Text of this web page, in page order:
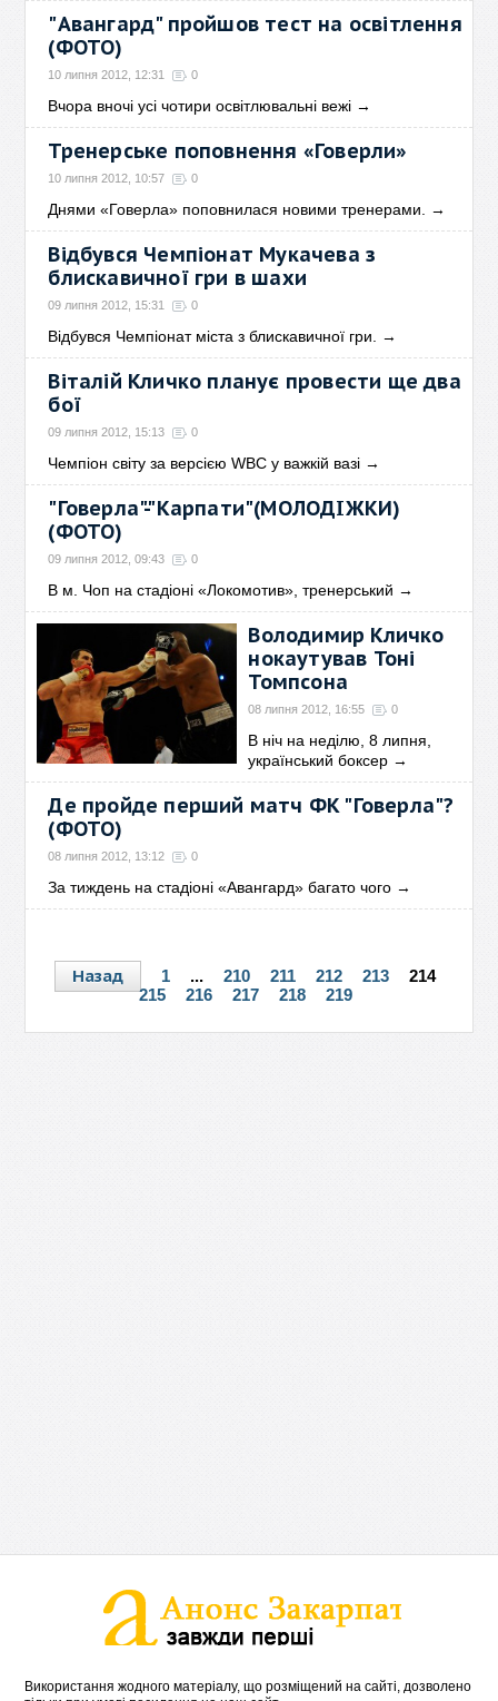
"Авангард" пройшов тест на освітлення
(ФОТО)
10 липня 2012, 12:31 0
Вчора вночі усі чотири освітлювальні вежі →
Тренерське поповнення «Говерли»
10 липня 2012, 10:57 0
Днями «Говерла» поповнилася новими тренерами. →
Відбувся Чемпіонат Мукачева з
блискавичної гри в шахи
09 липня 2012, 15:31 0
Відбувся Чемпіонат міста з блискавичної гри. →
Віталій Кличко планує провести ще два
бої
09 липня 2012, 15:13 0
Чемпіон світу за версією WBC у важкій вазі →
"Говерла"-"Карпати"(МОЛОДІЖКИ)
(ФОТО)
09 липня 2012, 09:43 0
В м. Чоп на стадіоні «Локомотив», тренерський →
Володимир Кличко
нокаутував Тоні
Томпсона
08 липня 2012, 16:55 0
В ніч на неділю, 8 липня,
український боксер →
Де пройде перший матч ФК "Говерла"?
(ФОТО)
08 липня 2012, 13:12 0
За тиждень на стадіоні «Авангард» багато чого →
Назад 1 ... 210 211 212 213
214
215
216 217 218 219
Використання жодного матеріалу, що розміщений на сайті, дозволено